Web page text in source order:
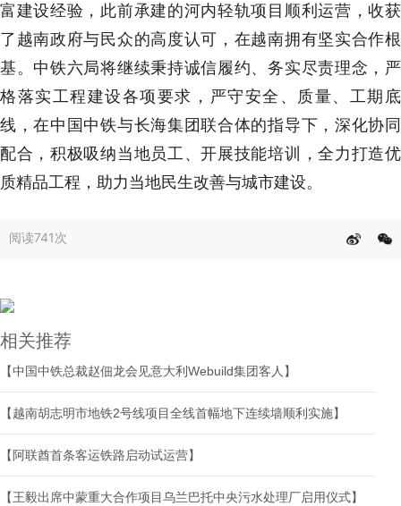
富建设经验，此前承建的河内轻轨项目顺利运营，收获
了越南政府与民众的高度认可，在越南拥有坚实合作根
基。中铁六局将继续秉持诚信履约、务实尽责理念，严
格落实工程建设各项要求，严守安全、质量、工期底
线，在中国中铁与长海集团联合体的指导下，深化协同
配合，积极吸纳当地员工、开展技能培训，全力打造优
质精品工程，助力当地民生改善与城市建设。
阅读741次
相关推荐
【中国中铁总裁赵佃龙会见意大利Webuild集团客人】
【越南胡志明市地铁2号线项目全线首幅地下连续墙顺利实施】
【阿联酋首条客运铁路启动试运营】
【王毅出席中蒙重大合作项目乌兰巴托中央污水处理厂启用仪式】